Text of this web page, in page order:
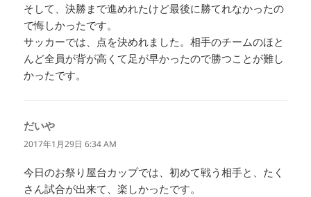
そして、決勝まで進めれたけど最後に勝てれなかったの
で悔しかったです。
サッカーでは、点を決めれました。相手のチームのほと
んど全員が背が高くて足が早かったので勝つことが難し
かったです。
だいや
り:
2017年1月29日 6:34 AM
今日のお祭り屋台カップでは、初めて戦う相手と、たく
さん試合が出来て、楽しかったです。